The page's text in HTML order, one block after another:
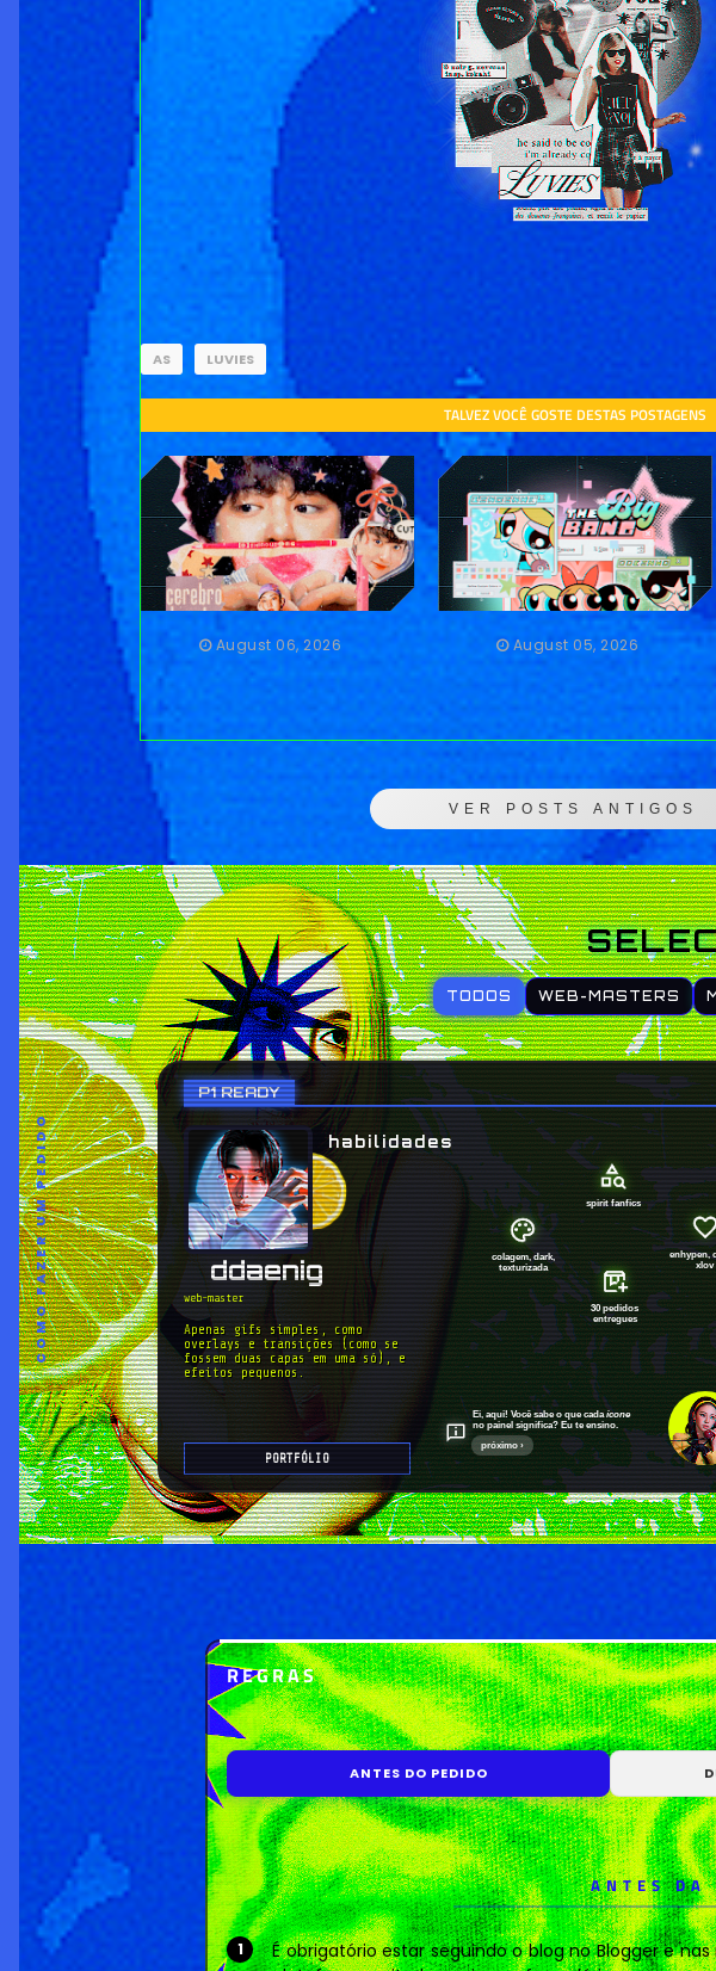
AS LUVIES
TALVEZ VOCÊ GOSTE DESTAS POSTAGENS
August 06, 2026 August 05, 2026
VER POSTS ANTIGOS
TODOS WEB-MASTERS
P1 READY
ddaenig
web-master
Apenas gifs simples, como
overlays e transições (como se
fossem duas capas em uma só), e
efeitos pequenos.
PORTFÓLIO
habilidades
spirit fanfics
colagem, dark,
texturizada
enhypen,
xlov
30 pedidos
entregues
Ei, aqui! Você sabe o que cadaícone
no painel significa? Eu te ensino.
próximo ›
REGRAS
ANTES DO PEDIDO
ANTES DA
É obrigatório estar seguindo o blog no Blogger e
COMO FAZER UM PEDIDO